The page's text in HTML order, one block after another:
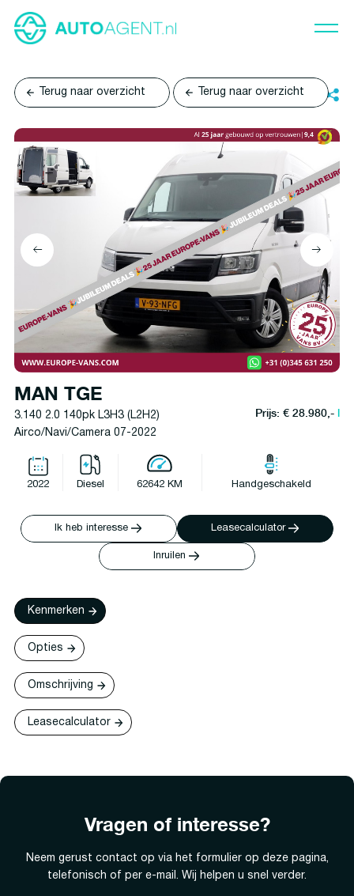
Terug naar overzicht Terug naar overzicht
MAN TGE
3.140 2.0 140pk L3H3 (L2H2)
Airco/Navi/Camera 07-2022
Prijs: € 28.980,-l
2022 Diesel 62642 KM Handgeschakeld
Ik heb interesse Leasecalculator
Inruilen
Kenmerken
Opties
Omschrijving
Leasecalculator
Vragen of interesse?
Neem gerust contact op via het formulier op deze pagina,
telefonisch of per e-mail. Wij helpen u snel verder.